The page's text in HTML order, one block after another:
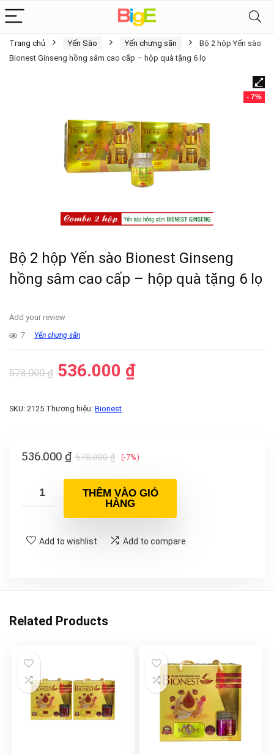
Trang chủ Yến Sào Yến chưng sãn
Bộ 2 hộp Yến sào
Bionest Ginseng hồng sâm cao cấp – hộp quà tặng 6 lọ
- 7%
Bộ 2 hộp Yến sào Bionest Ginseng
hồng sâm cao cấp – hộp quà tặng 6 lọ
Add your review
7 Yến chưng sãn
578.000₫ 536.000 ₫
SKU: 2125 Thương hiệu: Bionest
578.000₫
536.000 ₫ (-7%)
THÊM VÀO GIỎ
HÀNG
Add to wishlist Add to compare
Related Products